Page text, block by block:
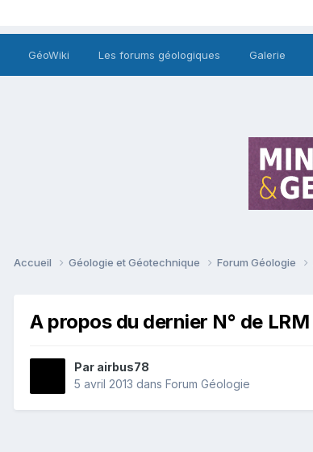
GéoWiki Les forums géologiques Galerie
Accueil Géologie et Géotechnique Forum Géologie
A propos du dernier N° de LRM
Par airbus78
5 avril 2013 dans Forum Géologie